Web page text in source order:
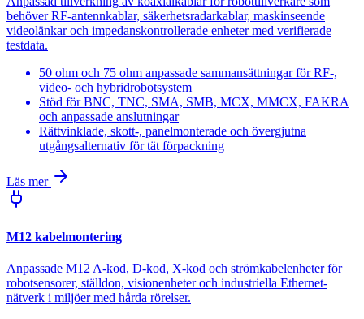
behöver RF-antennkablar, säkerhetsradarkablar, maskinseende
videolänkar och impedanskontrollerade enheter med verifierade
testdata.
50 ohm och 75 ohm anpassade sammansättningar för RF-,
video- och hybridrobotsystem
Stöd för BNC, TNC, SMA, SMB, MCX, MMCX, FAKRA
och anpassade anslutningar
Rättvinklade, skott-, panelmonterade och övergjutna
utgångsalternativ för tät förpackning
Läs mer
M12 kabelmontering
Anpassade M12 A-kod, D-kod, X-kod och strömkabelenheter för
robotsensorer, ställdon, visionenheter och industriella Ethernet-
nätverk i miljöer med hårda rörelser.